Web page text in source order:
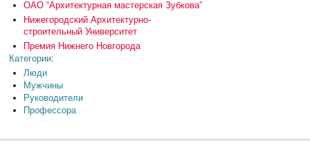
ОАО “Архитектурная мастерская Зубкова”
Нижегородский Архитектурно-
строительный Университет
Премия Нижнего Новгорода
Категории:
Люди
Мужчины
Руководители
Профессора